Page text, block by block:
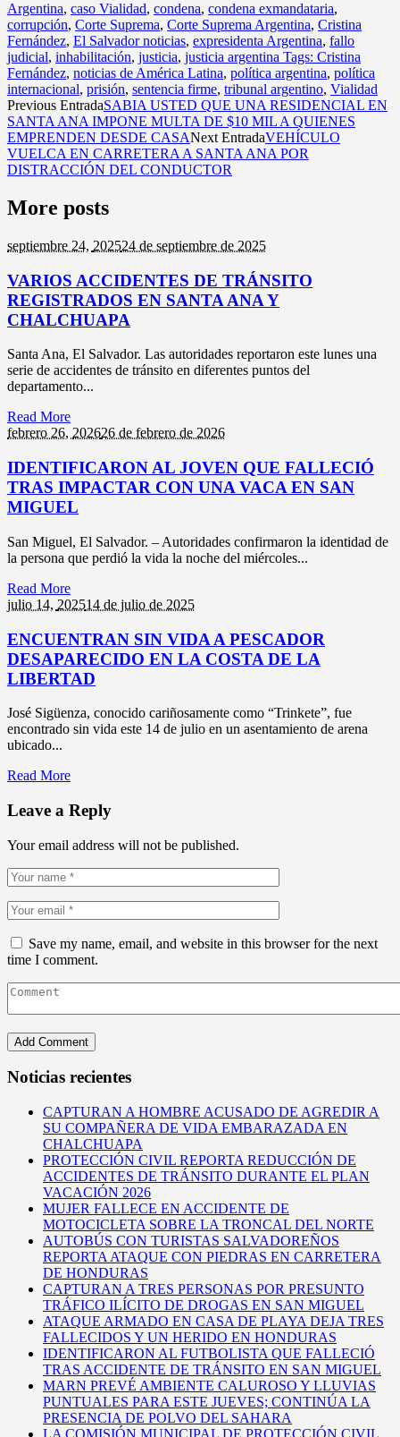
Argentina, caso Vialidad, condena, condena exmandataria,
corrupción, Corte Suprema, Corte Suprema Argentina, Cristina
Fernández, El Salvador noticias, expresidenta Argentina, fallo
judicial, inhabilitación, justicia, justicia argentina Tags: Cristina
Fernández, noticias de América Latina, política argentina, política
internacional, prisión, sentencia firme, tribunal argentino, Vialidad
Previous EntradaSABIA USTED QUE UNA RESIDENCIAL EN
SANTA ANA IMPONE MULTA DE $10 MIL A QUIENES
EMPRENDEN DESDE CASANext EntradaVEHÍCULO
VUELCA EN CARRETERA A SANTA ANA POR
DISTRACCIÓN DEL CONDUCTOR
More posts
septiembre 24, 202524 de septiembre de 2025
VARIOS ACCIDENTES DE TRÁNSITO
REGISTRADOS EN SANTA ANA Y
CHALCHUAPA
Santa Ana, El Salvador. Las autoridades reportaron este lunes una
serie de accidentes de tránsito en diferentes puntos del
departamento...
Read More
febrero 26, 202626 de febrero de 2026
IDENTIFICARON AL JOVEN QUE FALLECIÓ
TRAS IMPACTAR CON UNA VACA EN SAN
MIGUEL
San Miguel, El Salvador. – Autoridades confirmaron la identidad de
la persona que perdió la vida la noche del miércoles...
Read More
julio 14, 202514 de julio de 2025
ENCUENTRAN SIN VIDA A PESCADOR
DESAPARECIDO EN LA COSTA DE LA
LIBERTAD
José Sigüenza, conocido cariñosamente como “Trinkete”, fue
encontrado sin vida este 14 de julio en un asentamiento de arena
ubicado...
Read More
Leave a Reply
Your email address will not be published.
Save my name, email, and website in this browser for the next
time I comment.
Noticias recientes
CAPTURAN A HOMBRE ACUSADO DE AGREDIR A
SU COMPAÑERA DE VIDA EMBARAZADA EN
CHALCHUAPA
PROTECCIÓN CIVIL REPORTA REDUCCIÓN DE
ACCIDENTES DE TRÁNSITO DURANTE EL PLAN
VACACIÓN 2026
MUJER FALLECE EN ACCIDENTE DE
MOTOCICLETA SOBRE LA TRONCAL DEL NORTE
AUTOBÚS CON TURISTAS SALVADOREÑOS
REPORTA ATAQUE CON PIEDRAS EN CARRETERA
DE HONDURAS
CAPTURAN A TRES PERSONAS POR PRESUNTO
TRÁFICO ILÍCITO DE DROGAS EN SAN MIGUEL
ATAQUE ARMADO EN CASA DE PLAYA DEJA TRES
FALLECIDOS Y UN HERIDO EN HONDURAS
IDENTIFICARON AL FUTBOLISTA QUE FALLECIÓ
TRAS ACCIDENTE DE TRÁNSITO EN SAN MIGUEL
MARN PREVÉ AMBIENTE CALUROSO Y LLUVIAS
PUNTUALES PARA ESTE JUEVES; CONTINÚA LA
PRESENCIA DE POLVO DEL SAHARA